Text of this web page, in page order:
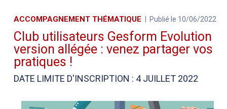
ACCOMPAGNEMENT THÉMATIQUE Publié le 10/06/2022
Club utilisateurs Gesform Evolution
version allégée : venez partager vos
pratiques !
DATE LIMITE D'INSCRIPTION : 4 JUILLET 2022